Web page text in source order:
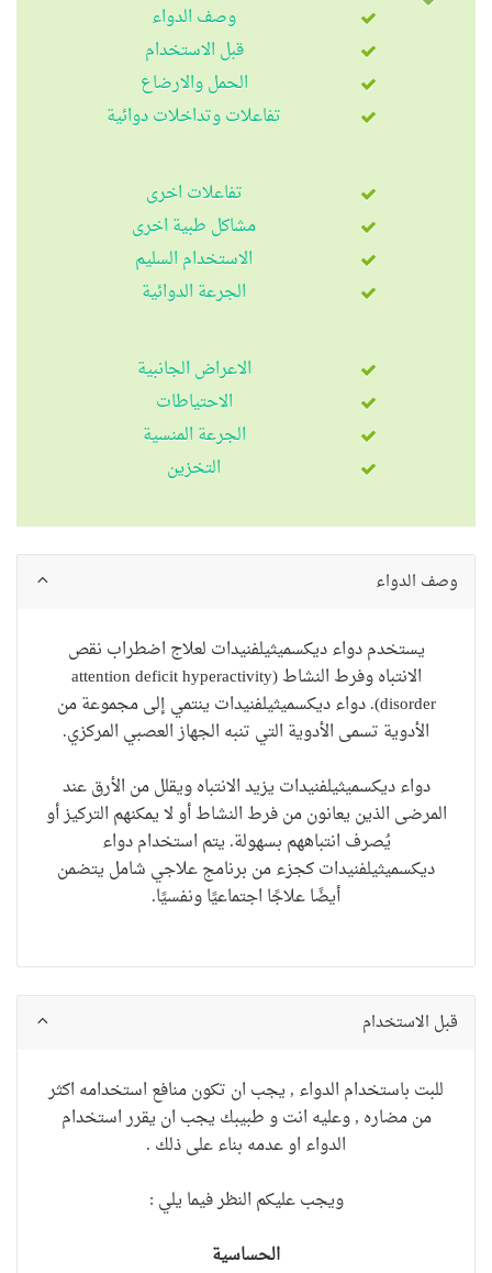
وصف الدواء
قبل الاستخدام
الحمل والارضاع
تفاعلات وتداخلات دوائية
تفاعلات اخرى
مشاكل طبية اخرى
الاستخدام السليم
الجرعة الدوائية
الاعراض الجانبية
الاحتياطات
الجرعة المنسية
التخزين
وصف الدواء
يستخدم دواء ديكسميثيلفنيدات لعلاج اضطراب نقص
الانتباه وفرط النشاط (attention deficit hyperactivity
disorder). دواء ديكسميثيلفنيدات ينتمي إلى مجموعة من
الأدوية تسمى الأدوية التي تنبه الجهاز العصبي المركزي.
دواء ديكسميثيلفنيدات يزيد الانتباه ويقلل من الأرق عند
المرضى الذين يعانون من فرط النشاط أو لا يمكنهم التركيز أو
يُصرف انتباههم بسهولة. يتم استخدامدواء
ديكسميثيلفنيداتكجزء من برنامج علاجي شامل يتضمن
أيضًا علاجًا اجتماعيًا ونفسيًا.
قبل الاستخدام
للبت باستخدام الدواء , يجب ان تكون منافع استخدامه اكثر
من مضاره , وعليه انت و طبيبك يجب ان يقرر استخدام
الدواء او عدمه بناء على ذلك .
ويجب عليكم النظر فيما يلي :
الحساسية